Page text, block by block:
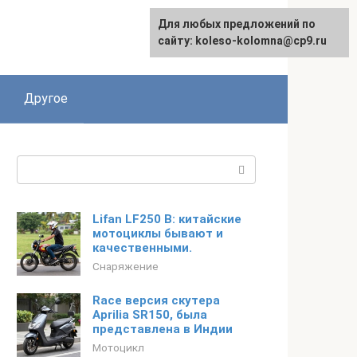
Другое
Lifan LF250 B: китайские
мотоциклы бывают и
качественными.
Снаряжение
​Race версия скутера
Aprilia SR150, была
представлена в Индии
Мотоцикл
Для любых предложений по
сайту: koleso-kolomna@cp9.ru